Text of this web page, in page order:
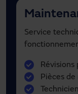
Service
Pièces